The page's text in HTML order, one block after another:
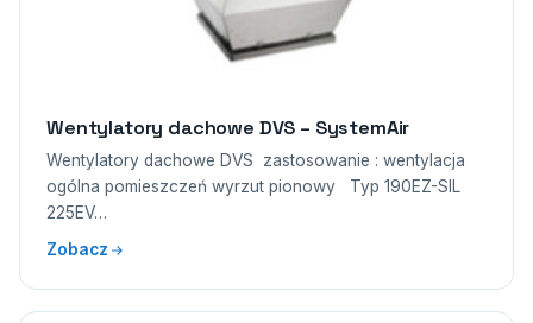
Wentylatory dachowe DVS – SystemAir
Wentylatory dachowe DVS zastosowanie : wentylacja
ogólna pomieszczeń wyrzut pionowy Typ 190EZ-SIL
225EV…
Zobacz